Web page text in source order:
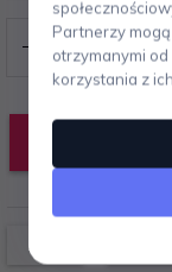
Partnerzy
otrzymanymi
korzystania z